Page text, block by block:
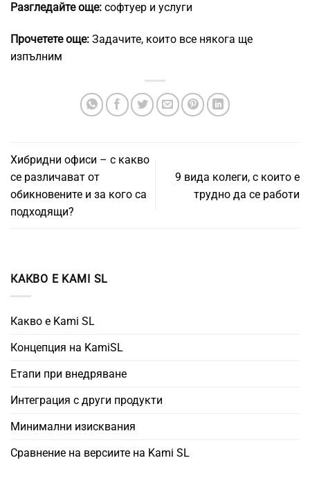
Разгледайте още: софтуер и услуги
Прочетете още: Задачите, които все някога ще
изпълним
Хибридни офиси – с какво
се различават от
обикновените и за кого са
подходящи?
9 вида колеги, с които е
трудно да се работи
КАКВО Е KAMI SL
Какво е Kami SL
Концепция на KamiSL
Етапи при внедряване
Интеграция с други продукти
Минимални изисквания
Сравнение на версиите на Kami SL